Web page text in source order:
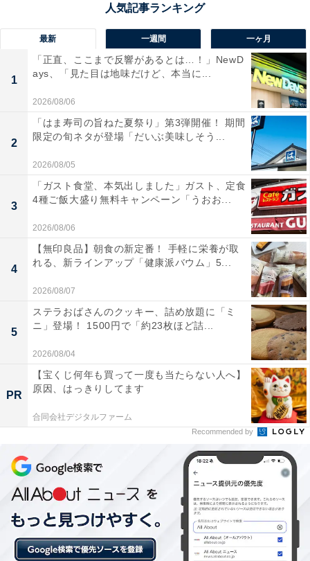
第2位：ありあけ「横濱ハーバー ダブルマロン」
ありあけ「横濱ハーバー ダブルマロン」
第2位は、ありあけ「横濱ハーバー ダブルマロン」でし
横浜土産として誕生して60年以上となる「ありあけハー
バー」。港・ヨコハマの船をイメージした形で、薄くソ
フトなカステラ生地に刻んだ栗を入れた自家製ハーバー
餡を包んだお菓子です。
パッケージは、船と港町横浜を愛してやまない柳原良平
画伯が手掛けたもので、船のイラストは2009年3月横浜
最新 一週間 一ヶ月
1
「正直、ここまで反響があるとは…！」NewD
ays、「見た目は地味だけど、本当に...
2026/08/06
2
「はま寿司の旨ねた夏祭り」第3弾開催！ 期間
限定の旬ネタが登場「だいぶ美味しそう...
2026/08/05
3
「ガスト食堂、本気出しました」ガスト、定食
4種ご飯大盛り無料キャンペーン「うおお...
2026/08/06
4
【無印良品】朝食の新定番！ 手軽に栄養が取
れる、新ラインアップ「健康派バウム」5...
2026/08/07
5
ステラおばさんのクッキー、詰め放題に「ミ
ニ」登場！ 1500円で「約23枚ほど詰...
2026/08/04
PR
【宝くじ何年も買って一度も当たらない人へ】
原因、はっきりしてます
合同会社デジタルファーム
Recommended by